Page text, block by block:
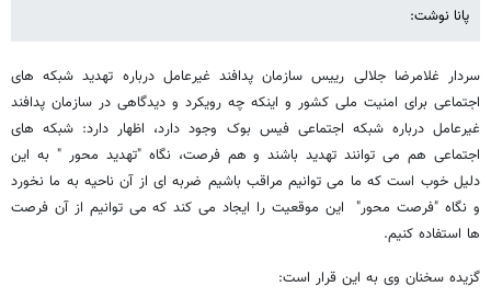
پانا نوشت:
سردار غلامرضا جلالی رییس سازمان پدافند غیرعامل درباره تهدید شبکه های
اجتماعی برای امنیت ملی کشور و اینکه چه رویکرد و دیدگاهی در سازمان پدافند
غیرعامل درباره شبکه اجتماعی فیس بوک وجود دارد، اظهار دارد: شبکه های
اجتماعی هم می توانند تهدید باشند و هم فرصت، نگاه "تهدید محور " به این
دلیل خوب است که ما می توانیم مراقب باشیم ضربه ای از آن ناحیه به ما نخورد
و نگاه "فرصت محور" این موقعیت را ایجاد می کند که می توانیم از آن فرصت
ها استفاده کنیم.
گزیده سخنان وی به این قرار است: